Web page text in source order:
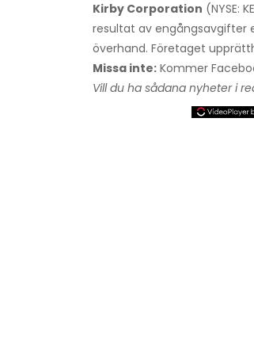
Kirby Corporation (NYSE:
resultat av engångsavgifter
överhand. Företaget
Missa inte: Kommer
Vill du ha sådana nyheter i